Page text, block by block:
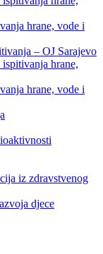
hrane, vode i
– OJ Sarajevo
hrane,
hrane, vode i
iz zdravstvenog
djece